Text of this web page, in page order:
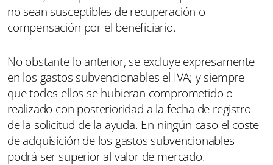
no sean susceptibles de recuperación o
compensación por el beneficiario.
No obstante lo anterior, se excluye expresamente
en los gastos subvencionables el IVA; y siempre
que todos ellos se hubieran comprometido o
realizado con posterioridad a la fecha de registro
de la solicitud de la ayuda. En ningún caso el coste
de adquisición de los gastos subvencionables
podrá ser superior al valor de mercado.